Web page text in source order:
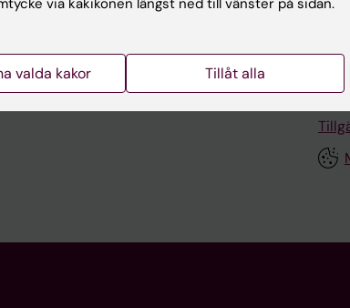
Kontakta presstjänsten
Om
valda kakor Tillåt alla